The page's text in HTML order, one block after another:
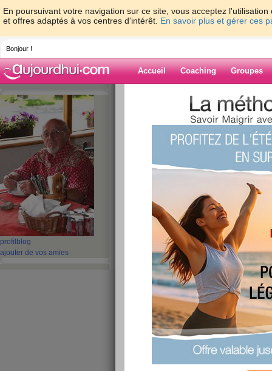
En poursuivant votre navigation sur ce site, vous acceptez
et offres adaptés à vos centres d'intérêt. En savoir plus et gérer ces
Bonjour !
Accueil Coaching Groupes
profil blog
ajouter de vos amies
> jacques2308
Blog de
21 - 30 31 - 40 41 - 50
51 -
111 - 120 121 - 130 131 - 135 »
‹ Préc. 121 122 123 124 125
2006.06.04.-
Haute Savoie
publié le 31/01/2013 à 09:04